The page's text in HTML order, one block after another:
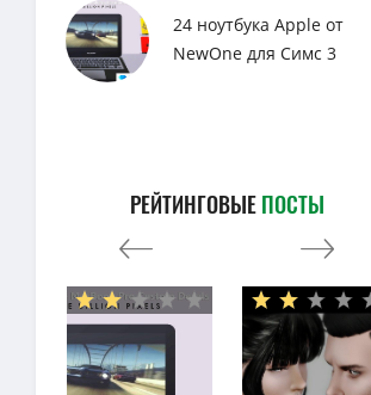
24 ноутбука Apple от
NewOne для Симс 3
РЕЙТИНГОВЫЕПОСТЫ